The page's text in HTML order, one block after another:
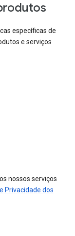
específicas de
e serviços
nossos serviços
Privacidade dos